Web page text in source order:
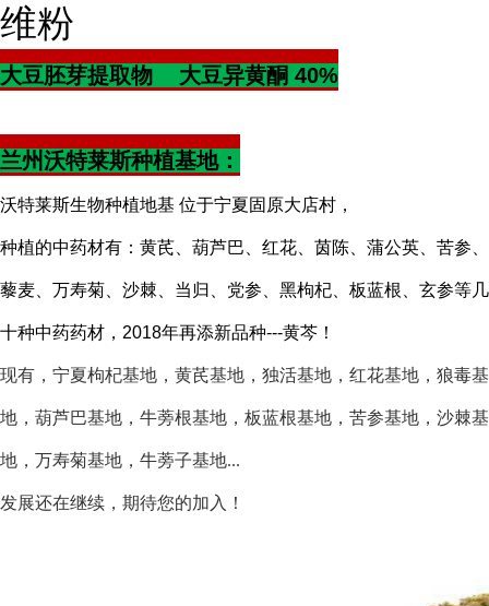
维粉
大豆胚芽提取物 大豆异黄酮 40%
兰州沃特莱斯种植基地：
沃特莱斯生物种植地基 位于宁夏固原大店村，
种植的中药材有：黄芪、葫芦巴、红花、茵陈、蒲公英、苦参、
藜麦、万寿菊、沙棘、当归、党参、黑枸杞、板蓝根、玄参等几
十种中药药材， 2018年再添新品种---黄芩！
现有，宁夏枸杞基地，黄芪基地，独活基地，红花基地，狼毒基
地，葫芦巴基地，牛蒡根基地，板蓝根基地，苦参基地，沙棘基
地，万寿菊基地，牛蒡子基地...
发展还在继续，期待您的加入！